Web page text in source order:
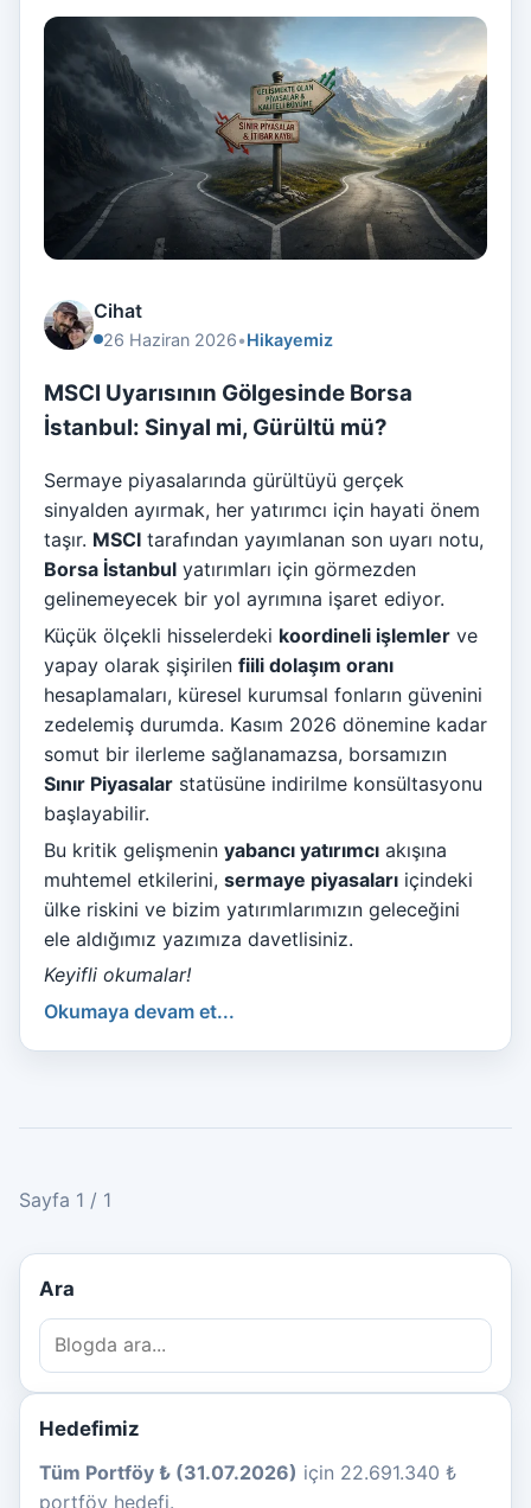
Cihat
26 Haziran 2026•Hikayemiz
MSCI Uyarısının Gölgesinde Borsa
İstanbul: Sinyal mi, Gürültü mü?
Sermaye piyasalarında gürültüyü gerçek
sinyalden ayırmak, her yatırımcı için hayati önem
taşır. MSCI tarafından yayımlanan son uyarı notu,
Borsa İstanbul yatırımları için görmezden
gelinemeyecek bir yol ayrımına işaret ediyor.
Küçük ölçekli hisselerdeki koordineli işlemler ve
yapay olarak şişirilen fiili dolaşım oranı
hesaplamaları, küresel kurumsal fonların güvenini
zedelemiş durumda. Kasım 2026 dönemine kadar
somut bir ilerleme sağlanamazsa, borsamızın
Sınır Piyasalar statüsüne indirilme konsültasyonu
başlayabilir.
Bu kritik gelişmenin yabancı yatırımcı akışına
muhtemel etkilerini, sermaye piyasaları içindeki
ülke riskini ve bizim yatırımlarımızın geleceğini
ele aldığımız yazımıza davetlisiniz.
Keyifli okumalar!
Okumaya devam et...
Sayfa 1 / 1
Ara
Hedefimiz
Tüm Portföy ₺ (31.07.2026) için 22.691.340 ₺
portföy hedefi.